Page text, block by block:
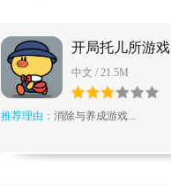
开局托儿所游戏
中文 / 21.5M
推荐理由： 消除与养成游戏...